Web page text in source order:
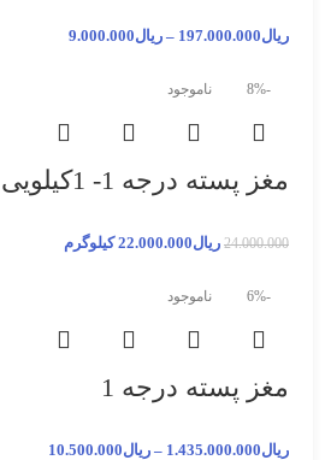
ریال197.000.000
– ریال9.000.000
-8% ناموجود
مغز پسته درجه 1- 1کیلویی
24.000.000 ریال22.000.000 کیلوگرم
-6% ناموجود
مغز پسته درجه 1
ریال1.435.000.000
– ریال10.500.000